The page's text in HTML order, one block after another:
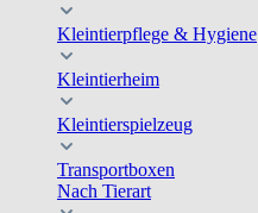
Kleintierpflege & Hygiene
Kleintierheim
Kleintierspielzeug
Transportboxen
Nach Tierart